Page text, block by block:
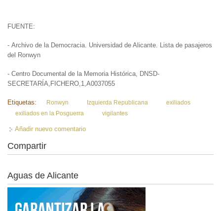
FUENTE:
- Archivo de la Democracia. Universidad de Alicante. Lista de pasajeros
del Ronwyn
- Centro Documental de la Memoria Histórica, DNSD-
SECRETARÍA,FICHERO,1,A0037055
Etiquetas: Ronwyn Izquierda Republicana
exiliados
exiliados en la Posguerra
vigilantes
Añadir nuevo comentario
Compartir
Aguas de Alicante